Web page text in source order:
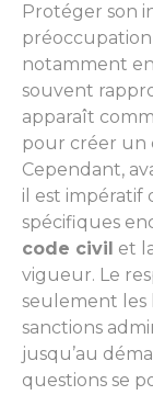
Protéger son
notamment
souvent
apparaît
pour créer un
Cependant,
il est impératif
spécifiques
code civil et
vigueur. Le
seulement les
sanctions
jusqu’au
questions se